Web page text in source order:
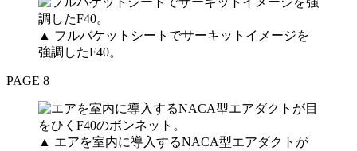
▲ フルバケットシートでサーキットイメージを
強調したF40。
PAGE 8
▲ エアを室内に導入するNACA型エアダクトが